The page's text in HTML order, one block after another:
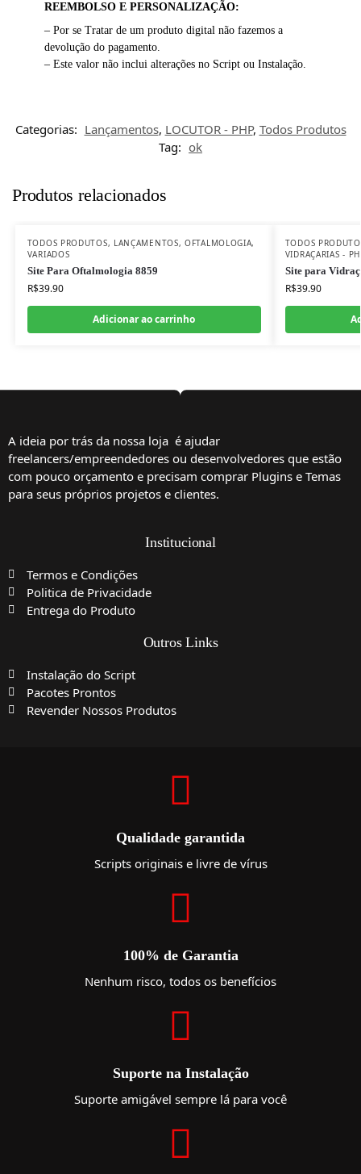
REEMBOLSO E PERSONALIZAÇÃO:
– Por se Tratar de um produto digital não fazemos a
devolução do pagamento.
– Este valor não inclui alterações no Script ou Instalação.
Categorias: Lançamentos, LOCUTOR - PHP, Todos Produtos
Tag: ok
Produtos relacionados
TODOS PRODUTOS, LANÇAMENTOS,OFTALMOLOGIA,
VARIADOS
Site Para Oftalmologia 8859
R$39.90
Adicionar ao carrinho
TODOS
VIDRAÇARIAS -
Site para
R$39.90
A ideia por trás da nossa loja é ajudar
freelancers/empreendedores ou desenvolvedores que estão
com pouco orçamento e precisam comprar Plugins e Temas
para seus próprios projetos e clientes.
Institucional
Termos e Condições
Politica de Privacidade
Entrega do Produto
Outros Links
Instalação do Script
Pacotes Prontos
Revender Nossos Produtos
Qualidade garantida
Scripts originais e livre de vírus
100% de Garantia
Nenhum risco, todos os benefícios
Suporte na Instalação
Suporte amigável sempre lá para você